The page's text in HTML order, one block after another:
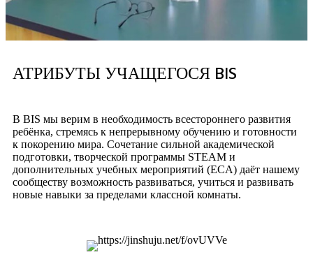
АТРИБУТЫ УЧАЩЕГОСЯ BIS
В BIS мы верим в необходимость всестороннего развития
ребёнка, стремясь к непрерывному обучению и готовности
к покорению мира. Сочетание сильной академической
подготовки, творческой программы STEAM и
дополнительных учебных мероприятий (ECA) даёт нашему
сообществу возможность развиваться, учиться и развивать
новые навыки за пределами классной комнаты.